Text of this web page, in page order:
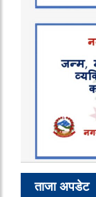
ताजा अपडेट